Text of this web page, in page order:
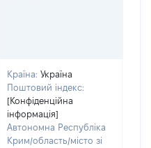
Країна: Україна
Поштовий індекс:
[Конфіденційна
інформація]
Автономна Республіка
Крим/область/місто зі